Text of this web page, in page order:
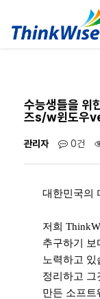
수능생들을 위
즈s/w윈도우
관리자 0건
대한민국의
저희
추구하기 보
노력하고 있
정리하고 그
만든 소프트